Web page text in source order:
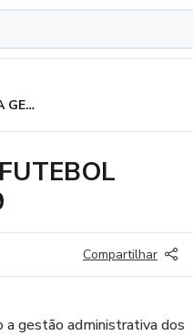
ANÁLISE SOBRE A GESTÃO DO SÃO PAULO FUTEBOL CLUBE ENTRE OS PERÍODOS DE 2009 À 2019
Compartilhar
gestão administrativa dos